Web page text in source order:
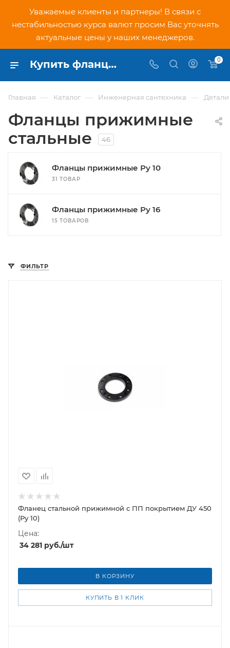
Уважаемые клиенты и партнеры! В связи с
нестабильностью курса валют просим Вас уточнять
актуальные цены у наших менеджеров.
Купить фланцы прижимные стальные в Москве 0
Главная — Каталог — Инженерная сантехника —
Фланцы прижимные
стальные
46
Фланцы прижимные Ру 10
31 ТОВАР
Фланцы прижимные Ру 16
15 ТОВАРОВ
ФИЛЬТР
Фланец стальной прижимной c ПП покрытием ДУ 450
(Ру 10)
Цена:
34 281 руб./шт
В КОРЗИНУ
КУПИТЬ В 1 КЛИК